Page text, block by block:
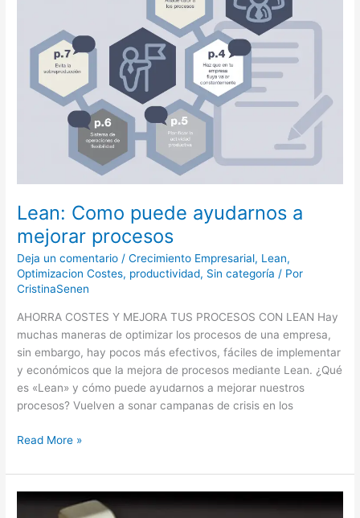
Lean: Como puede ayudarnos a
mejorar procesos
Deja un comentario /Crecimiento Empresarial, Lean,
Optimizacion Costes, productividad, Sin categoría / Por
CristinaSenen
AHORRA COSTES Y MEJORA TUS PROCESOS CON LEAN Hay
muchas maneras de optimizar los procesos de una empresa,
sin embargo, hay pocos más efectivos, fáciles de implementar
y económicos que la mejora de procesos mediante Lean. ¿Qué
es «Lean» y cómo puede ayudarnos a mejorar nuestros
procesos? Vuelven a sonar campanas de crisis en los
Read More »